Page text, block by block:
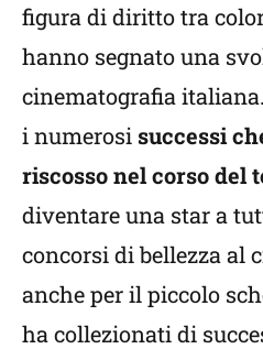
figura di diritto tra
hanno segnato una
cinematografia
i numerosi successi
riscosso nel corso del
diventare una star a
concorsi di bellezza al
anche per il piccolo
ha collezionati di